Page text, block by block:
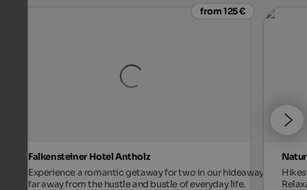
from 125 €
Falkensteiner Hotel Antholz
Experience a romantic getaway for two in our hideaway,
far away from the hustle and bustle of everyday life.